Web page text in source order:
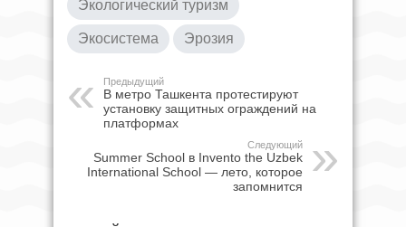
Экологический туризм
Экосистема Эрозия
Предыдущий
В метро Ташкента протестируют
установку защитных ограждений на
платформах
Следующий
Summer School в Invento the Uzbek
International School — лето, которое
запомнится